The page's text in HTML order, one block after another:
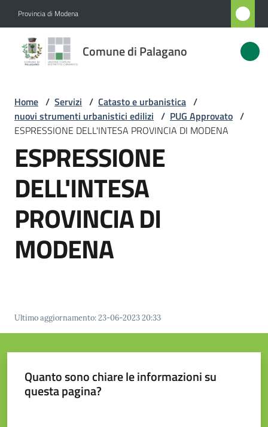
Provincia di Modena
Comune di Palagano
Comune
di
Amministrazione
Novità
Servizi
Menu selezionato
Vivere
Palagano
Prenotazione
appuntamento
argomenti...
Home / Servizi / Catasto e urbanistica /
nuovi strumenti urbanistici edilizi / PUG Approvato /
ESPRESSIONE DELL'INTESA PROVINCIA DI MODENA
ESPRESSIONE
DELL'INTESA
PROVINCIA DI
MODENA
Ultimo aggiornamento:23-06-2023 20:33
Quanto sono chiare le informazioni su
questa pagina?